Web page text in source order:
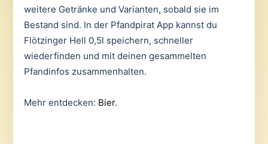
weitere Getränke und Varianten, sobald sie im
Bestand sind. In der Pfandpirat App kannst du
Flötzinger Hell 0,5l speichern, schneller
wiederfinden und mit deinen gesammelten
Pfandinfos zusammenhalten.
Mehr entdecken: Bier.